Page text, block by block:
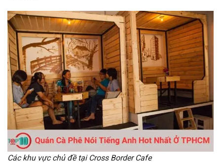
Các khu vực chủ đề tại Cross Border Cafe